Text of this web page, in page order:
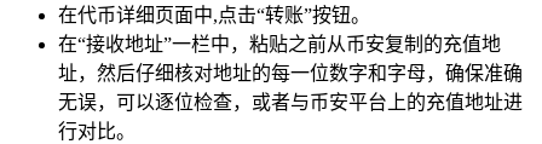
在代币详细页面中,点击“转账”按钮。
在“接收地址”一栏中，粘贴之前从币安复制的充值地
址，然后仔细核对地址的每一位数字和字母，确保准确
无误，可以逐位检查，或者与币安平台上的充值地址进
行对比。